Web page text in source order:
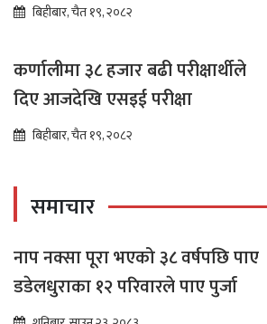
बिहीबार, चैत १९, २०८२
कर्णालीमा ३८ हजार बढी परीक्षार्थीले
दिए आजदेखि एसइई परीक्षा
बिहीबार, चैत १९, २०८२
समाचार
नाप नक्सा पूरा भएको ३८ वर्षपछि पाए
डडेलधुराका १२ परिवारले पाए पुर्जा